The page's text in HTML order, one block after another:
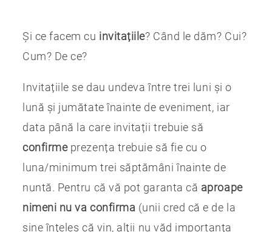
Și ce facem cu invitațiile? Când le dăm? Cui?
Cum? De ce?
Invitațiile se dau undeva între trei luni și o
lună și jumătate înainte de eveniment, iar
data până la care invitații trebuie să
confirme prezența trebuie să fie cu o
luna/minimum trei săptămâni înainte de
nuntă. Pentru că vă pot garanta că aproape
nimeni nu va confirma (unii cred că e de la
sine înțeles că vin, alții nu văd importanța